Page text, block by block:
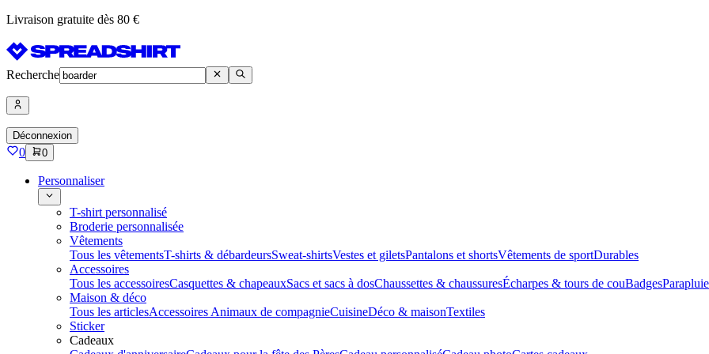
Livraison gratuite dès 80 €
Recherche
Déconnexion
0 0
Personnaliser
T-shirt personnalisé
Broderie personnalisée
Vêtements
Tous les vêtementsT-shirts & débardeursSweat-shirtsVestes et giletsPantalons et shortsVêtements de sportDurables
Accessoires
Tous les accessoiresCasquettes & chapeauxSacs et sacs à dosChaussettes & chaussuresÉcharpes & tours de couBadges
Maison & déco
Tous les articlesAccessoires Animaux de compagnieCuisineDéco & maisonTextiles
Sticker
Cadeaux